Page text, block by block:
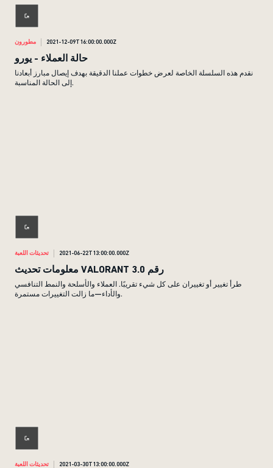
مطورون 2021-12-09T16:00:00.000Z
حالة العملاء - يورو
نقدم هذه السلسلة الخاصة لعرض خطوات عملنا الدقيقة بهدف إيصال مبارز أبعادنا
إلى الحالة المناسبة.
تحديثات اللعبة 2021-06-22T13:00:00.000Z
معلومات تحديث VALORANT رقم 3.0
طرأ تغيير أو تغييران على كل شيء تقريبًا. العملاء والأسلحة والنمط التنافسي
والأداء—ما زالت التغييرات مستمرة.
تحديثات اللعبة 2021-03-30T13:00:00.000Z